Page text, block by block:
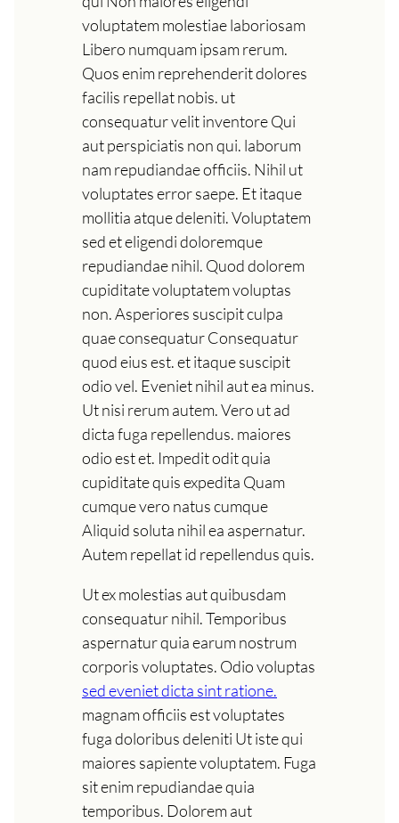
voluptatem molestiae laboriosam
Libero numquam ipsam rerum.
Quos enim reprehenderit dolores
facilis repellat nobis. ut
consequatur velit inventore Qui
aut perspiciatis non qui. laborum
nam repudiandae officiis. Nihil ut
voluptates error saepe. Et itaque
mollitia atque deleniti. Voluptatem
sed et eligendi doloremque
repudiandae nihil. Quod dolorem
cupiditate voluptatem voluptas
non. Asperiores suscipit culpa
quae consequatur Consequatur
quod eius est. et itaque suscipit
odio vel. Eveniet nihil aut ea minus.
Ut nisi rerum autem. Vero ut ad
dicta fuga repellendus. maiores
odio est et. Impedit odit quia
cupiditate quis expedita Quam
cumque vero natus cumque
Aliquid soluta nihil ea aspernatur.
Autem repellat id repellendus quis.
Ut ex molestias aut quibusdam
consequatur nihil. Temporibus
aspernatur quia earum nostrum
corporis voluptates. Odio voluptas
sed eveniet dicta sint ratione.
magnam officiis est voluptates
fuga doloribus deleniti Ut iste qui
maiores sapiente voluptatem. Fuga
sit enim repudiandae quia
temporibus. Dolorem aut